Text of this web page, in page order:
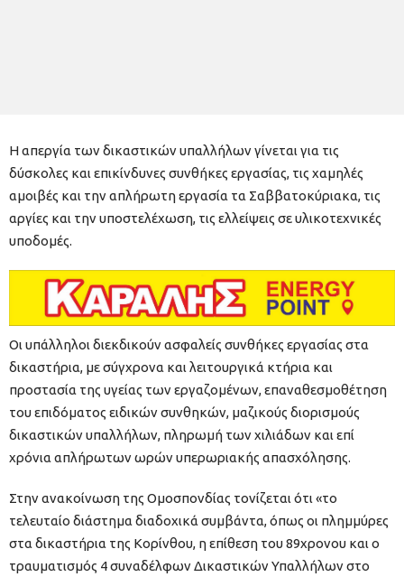
Η απεργία των δικαστικών υπαλλήλων γίνεται για τις
δύσκολες και επικίνδυνες συνθήκες εργασίας, τις χαμηλές
αμοιβές και την απλήρωτη εργασία τα Σαββατοκύριακα, τις
αργίες και την υποστελέχωση, τις ελλείψεις σε υλικοτεχνικές
υποδομές.
Οι υπάλληλοι διεκδικούν ασφαλείς συνθήκες εργασίας στα
δικαστήρια, με σύγχρονα και λειτουργικά κτήρια και
προστασία της υγείας των εργαζομένων, επαναθεσμοθέτηση
του επιδόματος ειδικών συνθηκών, μαζικούς διορισμούς
δικαστικών υπαλλήλων, πληρωμή των χιλιάδων και επί
χρόνια απλήρωτων ωρών υπερωριακής απασχόλησης.
Στην ανακοίνωση της Ομοσπονδίας τονίζεται ότι «το
τελευταίο διάστημα διαδοχικά συμβάντα, όπως οι πλημμύρες
στα δικαστήρια της Κορίνθου, η επίθεση του 89χρονου και ο
τραυματισμός 4 συναδέλφων Δικαστικών Υπαλλήλων στο